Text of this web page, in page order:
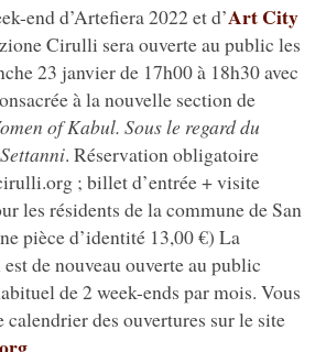
end d’Artefiera 2022 et d’Art City
Cirulli sera ouverte au public les
23 janvier de 17h00 à 18h30 avec
à la nouvelle section de
of Kabul. Sous le regard du
. Réservation obligatoire
; billet d’entrée + visite
les résidents de la commune de San
pièce d’identité 13,00 €) La
de nouveau ouverte au public
de 2 week-ends par mois. Vous
des ouvertures sur le site
.